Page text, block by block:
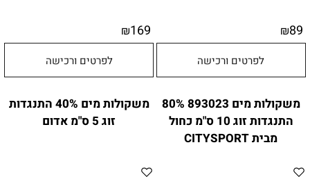
₪89
לפרטים ורכישה
₪169
לפרטים ורכישה
משקולות מים 893023 80%
התנגדות זוג 10 ס"מ כחול
מבית CITYSPORT
משקולות מים 40% התנגדות
זוג 5 ס"מ אדום